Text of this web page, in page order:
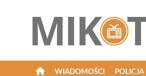
WIADOMOŚCI POLICJA